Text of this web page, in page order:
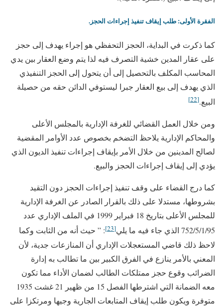
الفقرة الأولى: طلب إيقاف تنفيذ إجراءات الحجز.
كما ذكرت في البداية، الحجز التحفظي هو إجراء يهدف إلى حجز
على عقار المدين خشية التصرف فيه لذا يتم وضع العقار بين يدي
المحاسب المكلف بالتحصيل إلى أن يتحول إلى الحجز التنفيذي
الذي يهدف إلى بيع العقار جبرا ليستوفي الدائن حقه من حصيلة
البيع.[22]
ومن خلال العمل القضائي للغرفة الإدارية بالمجلس الأعلى
والمحاكم الإدارية يلاحظ التضخم بخصوص عدد الأوامر المقضية
لصالح المدينين من خلال الأمر بإيقاف إجراءات تنفيذ الديون الذي
يؤدي إلى إيقاف إجراءات الحجز والبيع.
كما درج القضاء على وقف تنفيذ إجراءات الحجز دون التقيد
بشروطها، مستدلا على ذلك بالقرار الصادر عن الغرفة الإدارية
للمجلس الأعلى بتاريخ 18 فبراير 1999 في الملف الإداري عدد
752/5/1/95 الذي جاء فيه ما يلي
[23]
: ” حيث أنه من الثابت وكما
لاحظ ذلك قاضي المستعجلات الإداري أن المنازعات جدية، لأن
المعني بالأمر ينازع في الفرق الكبير بين ما تطالب به إدارة
الضرائب وقوع حجز ممتلكات الطالب لضمان الأداء مما تكون
معه الضمانة التي اشترطها الفصل 15 من ظهير 21 غشت 1935
متوفرة ويكون طلب إيقاف المتابعات الجارية وجيها ومرتكزا على